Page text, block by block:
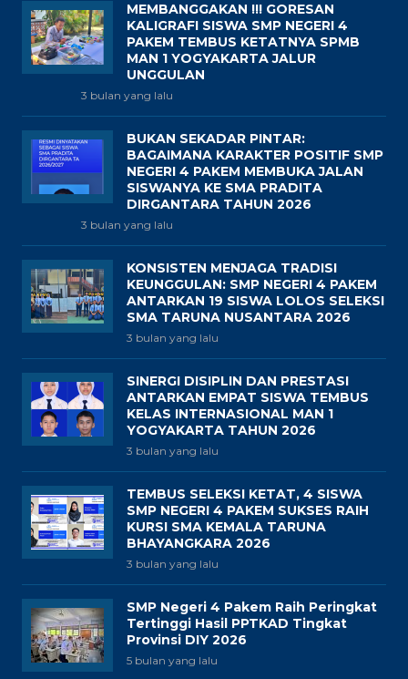
MEMBANGGAKAN !!! GORESAN
KALIGRAFI SISWA SMP NEGERI 4
PAKEM TEMBUS KETATNYA SPMB
MAN 1 YOGYAKARTA JALUR
UNGGULAN
3 bulan yang lalu
BUKAN SEKADAR PINTAR:
BAGAIMANA KARAKTER POSITIF SMP
NEGERI 4 PAKEM MEMBUKA JALAN
SISWANYA KE SMA PRADITA
DIRGANTARA TAHUN 2026
3 bulan yang lalu
KONSISTEN MENJAGA TRADISI
KEUNGGULAN: SMP NEGERI 4 PAKEM
ANTARKAN 19 SISWA LOLOS SELEKSI
SMA TARUNA NUSANTARA 2026
3 bulan yang lalu
SINERGI DISIPLIN DAN PRESTASI
ANTARKAN EMPAT SISWA TEMBUS
KELAS INTERNASIONAL MAN 1
YOGYAKARTA TAHUN 2026
3 bulan yang lalu
TEMBUS SELEKSI KETAT, 4 SISWA
SMP NEGERI 4 PAKEM SUKSES RAIH
KURSI SMA KEMALA TARUNA
BHAYANGKARA 2026
3 bulan yang lalu
SMP Negeri 4 Pakem Raih Peringkat
Tertinggi Hasil PPTKAD Tingkat
Provinsi DIY 2026
5 bulan yang lalu